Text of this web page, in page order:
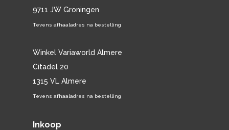
9711 JW Groningen
Tevens afhaaladres na bestelling
Winkel Variaworld Almere
Citadel 20
1315 VL Almere
Tevens afhaaladres na bestelling
Inkoop